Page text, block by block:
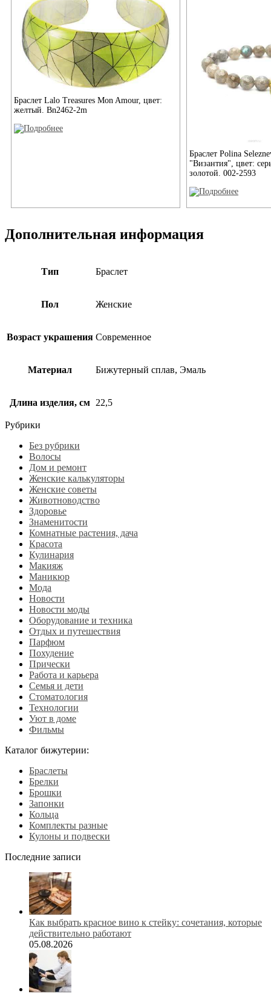
Браслет Lalo Treasures Mon Amour, цвет:
желтый. Bn2462-2m
Браслет Polina
"Византия", цвет:
золотой. 002-2593
Дополнительная информация
Тип Браслет
Пол Женские
Возраст украшения Современное
Материал Бижутерный сплав, Эмаль
Длина изделия, см 22,5
Рубрики
Без рубрики
Волосы
Дом и ремонт
Женские калькуляторы
Женские советы
Животноводство
Здоровье
Знаменитости
Комнатные растения, дача
Красота
Кулинария
Макияж
Маникюр
Мода
Новости
Новости моды
Оборудование и техника
Отдых и путешествия
Парфюм
Похудение
Прически
Работа и карьера
Семья и дети
Стоматология
Технологии
Уют в доме
Фильмы
Каталог бижутерии:
Браслеты
Брелки
Брошки
Запонки
Кольца
Комплекты разные
Кулоны и подвески
Последние записи
Как выбрать красное вино к стейку: сочетания, которые
действительно работают
05.08.2026